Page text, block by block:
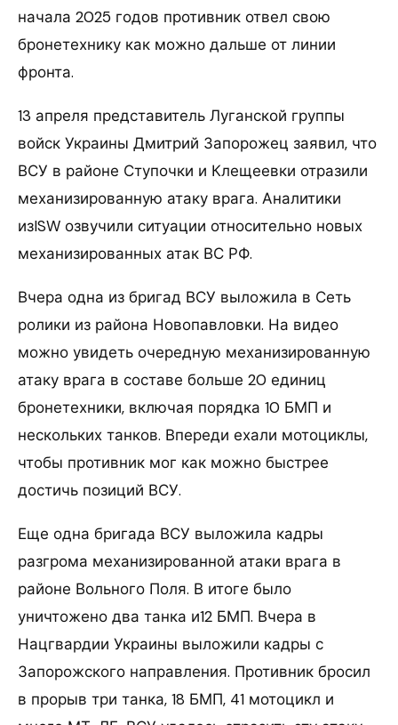
начала 2025 годов противник отвел свою
бронетехнику как можно дальше от линии
фронта.
13 апреля представитель Луганской группы
войск Украины Дмитрий Запорожец заявил, что
ВСУ в районе Ступочки и Клещеевки отразили
механизированную атаку врага. Аналитики
изISW озвучили ситуации относительно новых
механизированных атак ВС РФ.
Вчера одна из бригад ВСУ выложила в Сеть
ролики из района Новопавловки. На видео
можно увидеть очередную механизированную
атаку врага в составе больше 20 единиц
бронетехники, включая порядка 10 БМП и
нескольких танков. Впереди ехали мотоциклы,
чтобы противник мог как можно быстрее
достичь позиций ВСУ.
Еще одна бригада ВСУ выложила кадры
разгрома механизированной атаки врага в
районе Вольного Поля. В итоге было
уничтожено два танка и12 БМП. Вчера в
Нацгвардии Украины выложили кадры с
Запорожского направления. Противник бросил
в прорыв три танка, 18 БМП, 41 мотоцикл и